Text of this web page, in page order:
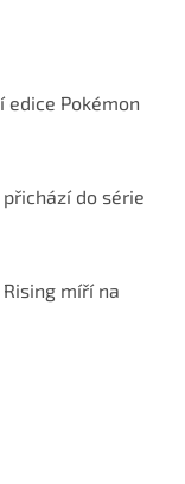
edice Pokémon
do série
Rising míří na